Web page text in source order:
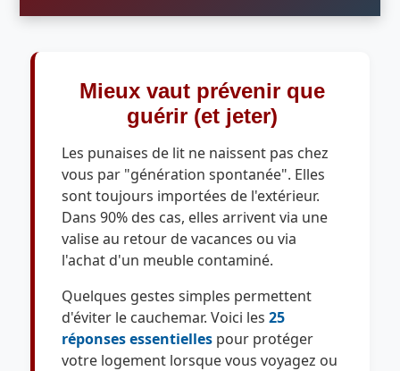
Mieux vaut prévenir que
guérir (et jeter)
Les punaises de lit ne naissent pas chez
vous par "génération spontanée". Elles
sont toujours importées de l'extérieur.
Dans 90% des cas, elles arrivent via une
valise au retour de vacances ou via
l'achat d'un meuble contaminé.
Quelques gestes simples permettent
d'éviter le cauchemar. Voici les 25
réponses essentielles pour protéger
votre logement lorsque vous voyagez ou